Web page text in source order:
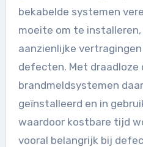
bekabelde systemen
moeite om te
aanzienlijke
defecten. Met draadloze
brandmeldsystemen
geïnstalleerd en in
waardoor kostbare tijd
vooral belangrijk bij